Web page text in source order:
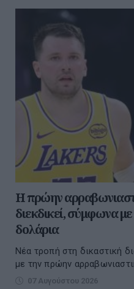
Η πρώην
διεκδικεί, σύμφωνα
δολάρια
Νέα τροπή στη δικαστική
με την πρώην
07 Αυγούστου 2026